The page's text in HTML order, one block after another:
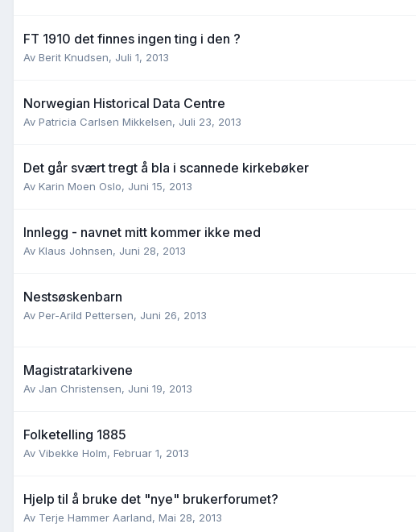
FT 1910 det finnes ingen ting i den ?
Av Berit Knudsen, Juli 1, 2013
Norwegian Historical Data Centre
Av Patricia Carlsen Mikkelsen, Juli 23, 2013
Det går svært tregt å bla i scannede kirkebøker
Av Karin Moen Oslo, Juni 15, 2013
Innlegg - navnet mitt kommer ikke med
Av Klaus Johnsen, Juni 28, 2013
Nestsøskenbarn
Av Per-Arild Pettersen, Juni 26, 2013
Magistratarkivene
Av Jan Christensen, Juni 19, 2013
Folketelling 1885
Av Vibekke Holm, Februar 1, 2013
Hjelp til å bruke det "nye" brukerforumet?
Av Terje Hammer Aarland, Mai 28, 2013